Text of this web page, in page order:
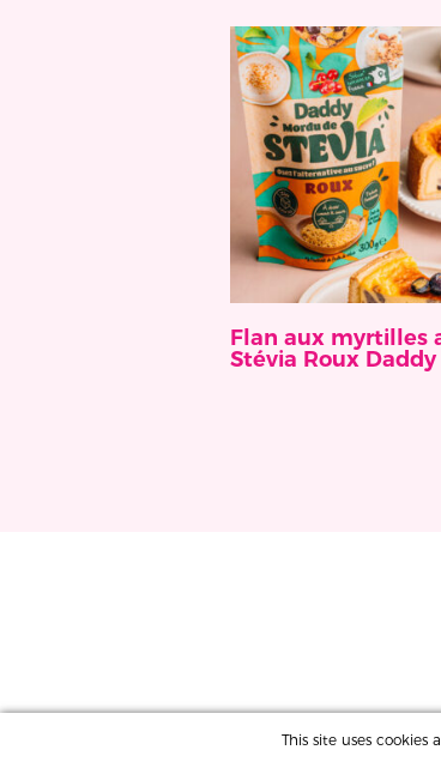
Flan aux myrtilles
Stévia Roux Daddy
This site uses